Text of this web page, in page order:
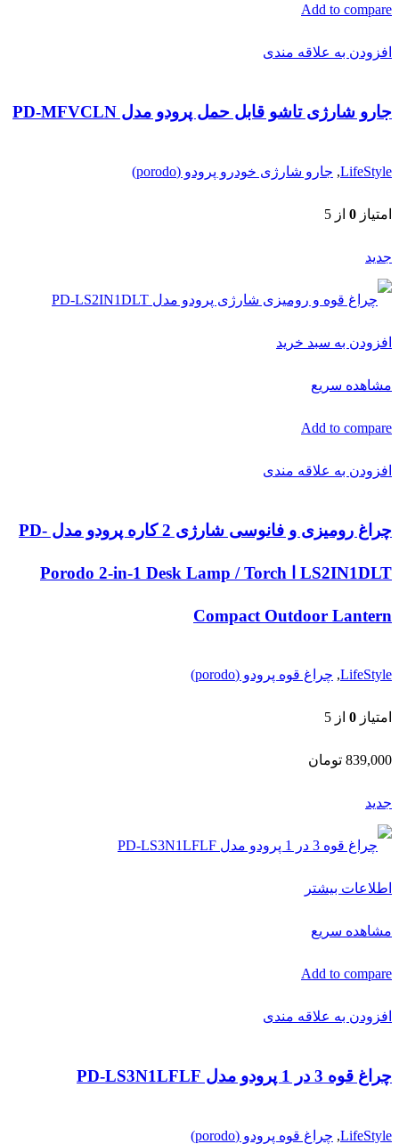
Add to compare
افزودن به علاقه مندی
جارو شارژی تاشو قابل حمل پرودو مدل PD-MFVCLN
LifeStyle
, جارو شارژی خودرو پرودو (porodo)
امتیاز 0 از 5
جدید
افزودن به سبد خرید
مشاهده سریع
Add to compare
افزودن به علاقه مندی
چراغ رومیزی و فانوسی شارژی 2 کاره پرودو مدل PD-
LS2IN1DLT ا Porodo 2-in-1 Desk Lamp / Torch
Compact Outdoor Lantern
LifeStyle
, چراغ قوه پرودو (porodo)
امتیاز 0 از 5
839,000 تومان
جدید
اطلاعات بیشتر
مشاهده سریع
Add to compare
افزودن به علاقه مندی
چراغ قوه 3 در 1 پرودو مدل PD-LS3N1LFLF
LifeStyle
, چراغ قوه پرودو (porodo)